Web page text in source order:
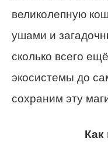
великолепную
ушами и
сколько всего
экосистемы до
сохраним эту
Как